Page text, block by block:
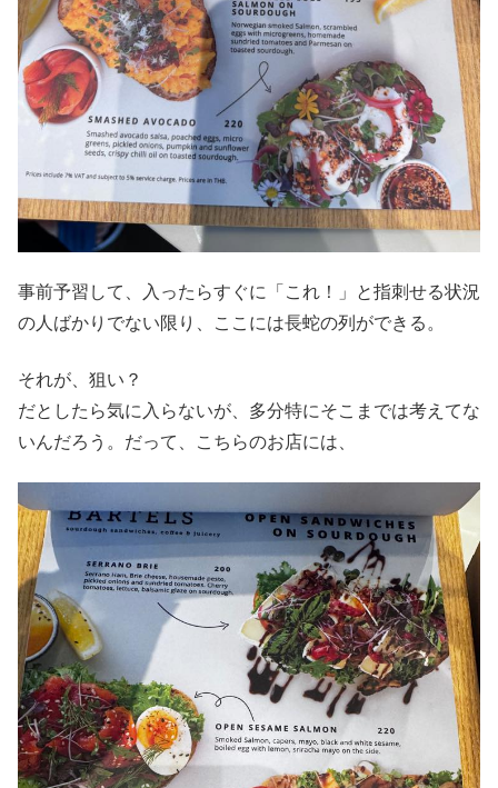
事前予習して、入ったらすぐに「これ！」と指刺せる状況
の人ばかりでない限り、ここには長蛇の列ができる。
それが、狙い？
だとしたら気に入らないが、多分特にそこまでは考えてな
いんだろう。だって、こちらのお店には、